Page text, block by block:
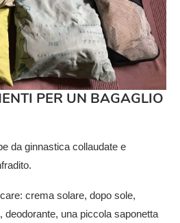
PER UN BAGAGLIO
da ginnastica collaudate e
crema solare, dopo sole,
una piccola saponetta